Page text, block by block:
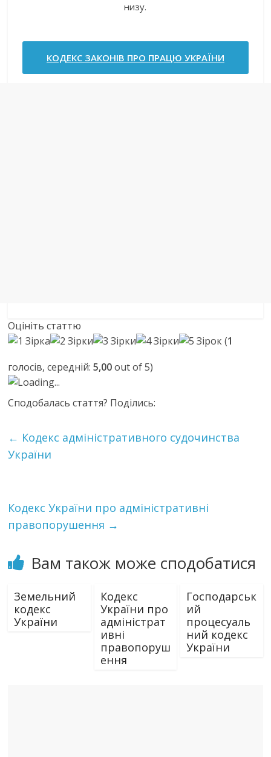
низу.
КОДЕКС ЗАКОНІВ ПРО ПРАЦЮ УКРАЇНИ
Оцініть статтю
(1
голосів, середній:5,00out of 5)
Loading...
Сподобалась стаття? Поділись:
← Кодекс адміністративного судочинства
України
Кодекс України про адміністративні
правопорушення →
Вам також може сподобатися
Земельний
кодекс
України
Кодекс
України про
адміністрат
ивні
правопоруш
ення
Господарськ
ий
процесуаль
ний кодекс
України